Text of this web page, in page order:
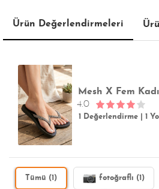
Ürün Değerlendirmeleri
4.0
1 Değerlendirme 1
Tümü (1) fotoğraflı (1)